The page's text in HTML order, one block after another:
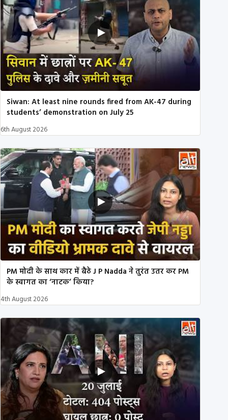
Siwan: At least nine rounds fired from AK-47 during
students’ demonstration on July 25
6th August 2026
PM मोदी के साथ कार में बैठे J P Nadda ने तुरंत उतर कर PM
के स्वागत का ‘नाटक’ किया?
4th August 2026